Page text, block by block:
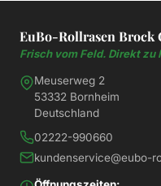
EuBo-Rollrasen Brock
Frisch vom Feld. Direkt zu
Meuserweg 2
53332 Bornheim
Deutschland
02222-990660
kundenservice@eubo-